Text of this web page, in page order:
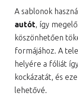
A sablonok
autót , így
köszönhetően
formájához. A
helyére a fóliát
kockázatát, és
lehetővé.